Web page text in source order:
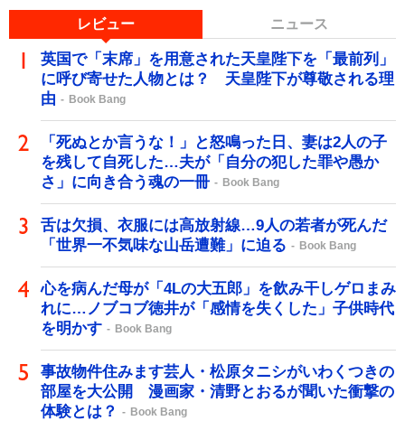
レビュー ニュース
英国で「末席」を用意された天皇陛下を「最前列」
に呼び寄せた人物とは？ 天皇陛下が尊敬される理
由
Book Bang
「死ぬとか言うな！」と怒鳴った日、妻は2人の子
を残して自死した…夫が「自分の犯した罪や愚か
さ」に向き合う魂の一冊
Book Bang
舌は欠損、衣服には高放射線…9人の若者が死んだ
「世界一不気味な山岳遭難」に迫る
Book Bang
心を病んだ母が「4Lの大五郎」を飲み干しゲロまみ
れに…ノブコブ徳井が「感情を失くした」子供時代
を明かす
Book Bang
事故物件住みます芸人・松原タニシがいわくつきの
部屋を大公開 漫画家・清野とおるが聞いた衝撃の
体験とは？
Book Bang